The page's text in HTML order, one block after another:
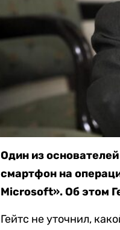
Один из
смартфон на
Microsoft». Об этом
Гейтс не уточнил,